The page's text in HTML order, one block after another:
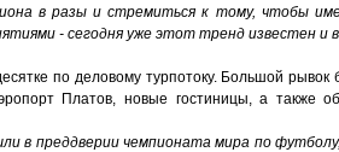
в разы и стремиться к тому, чтобы
- сегодня уже этот тренд известен и
по деловому турпотоку. Большой рывок
Платов, новые гостиницы, а также
в преддверии чемпионата мира по